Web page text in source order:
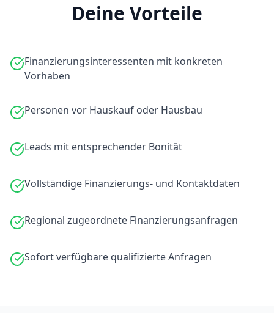
Deine Vorteile
Finanzierungsinteressenten mit konkreten
Vorhaben
Personen vor Hauskauf oder Hausbau
Leads mit entsprechender Bonität
Vollständige Finanzierungs- und Kontaktdaten
Regional zugeordnete Finanzierungsanfragen
Sofort verfügbare qualifizierte Anfragen